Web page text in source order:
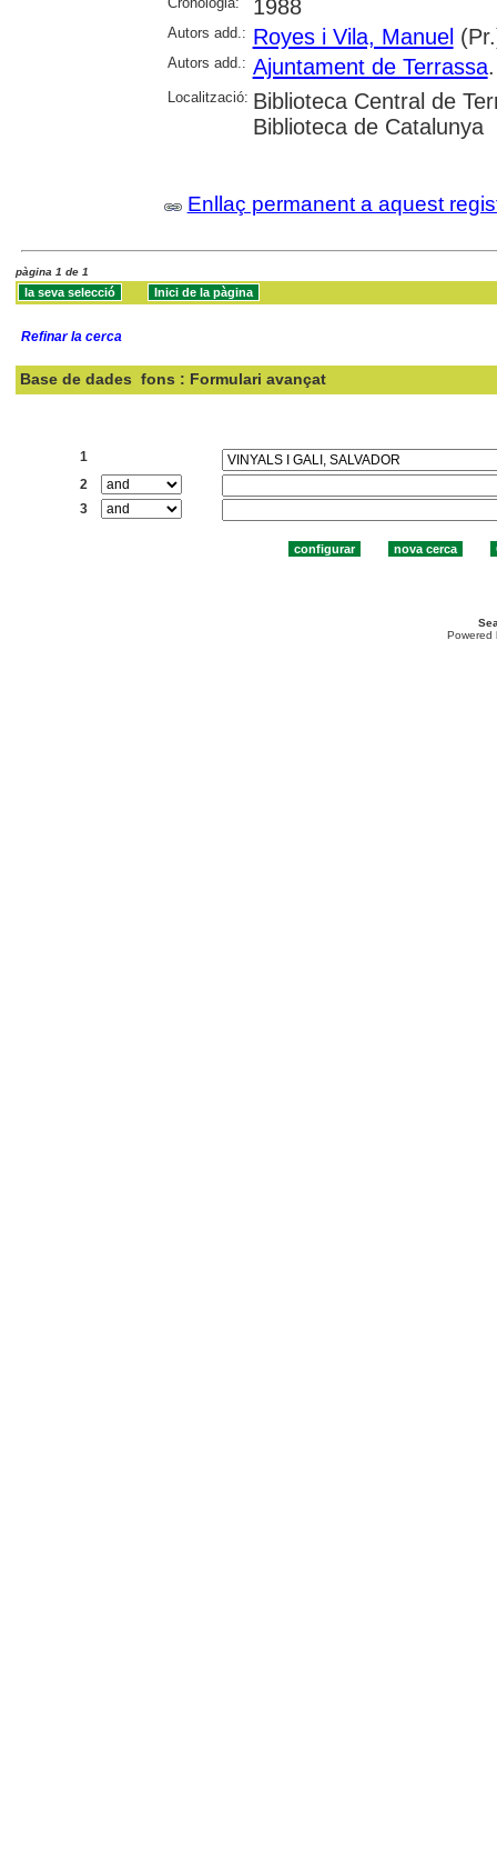
1988
Autors add.: Royes i Vila, Manuel
Autors add.: Ajuntament de Terrassa
Localització: Biblioteca Central de
Biblioteca de Catalunya
Enllaç permanent a aquest
pàgina 1 de 1
Refinar la cerca
Base de dades fons : Formulari avançat
1
2
3
Powered